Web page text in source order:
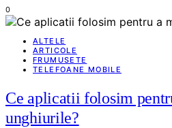
0
ALTELE
ARTICOLE
FRUMUSETE
TELEFOANE MOBILE
Ce aplicatii folosim
unghiurile?